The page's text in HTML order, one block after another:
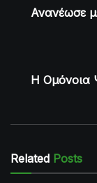
Ανανέωσε
Η Ομόνοια
Related Posts